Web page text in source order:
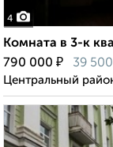
4
Комната в 3-к
790 000 ₽ 39 500
Центральный